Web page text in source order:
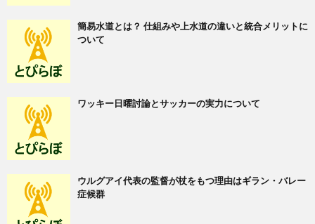
簡易水道とは？ 仕組みや上水道の違いと統合メリットに
ついて
ワッキー日曜討論とサッカーの実力について
ウルグアイ代表の監督が杖をもつ理由はギラン・バレー
症候群